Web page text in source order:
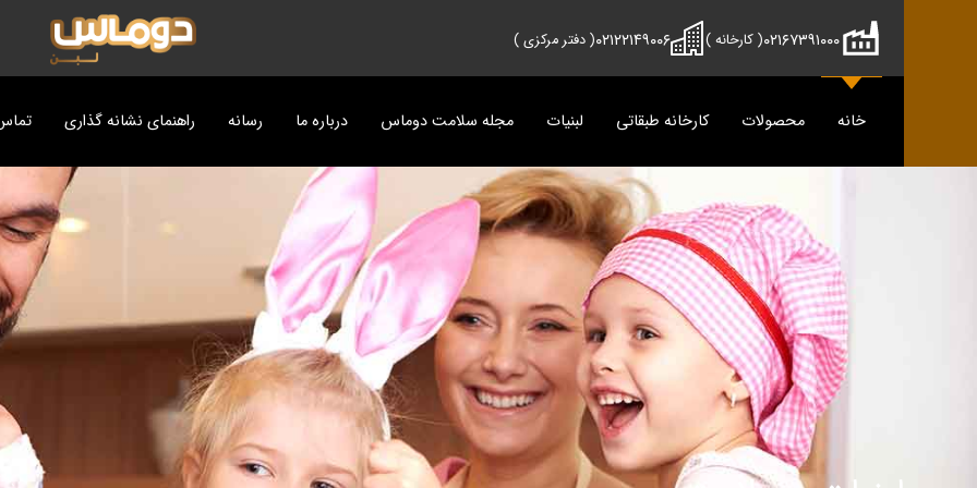
۰۲۱۶۷۳۹۱۰۰۰( کارخانه ) ۰۲۱۲۲۱۴۹۰۰۶( دفتر مرکزی )
خانه محصولات کارخانه طبقاتی لبنیات مجله سلامت دوماس درباره ما رسانه راهنمای نشانه گذاری
محصولات
دوماس
شیر
دوغ
ماست
پنیر
پنیر
دوغ
رسانه
مجله آشپزی دوماس